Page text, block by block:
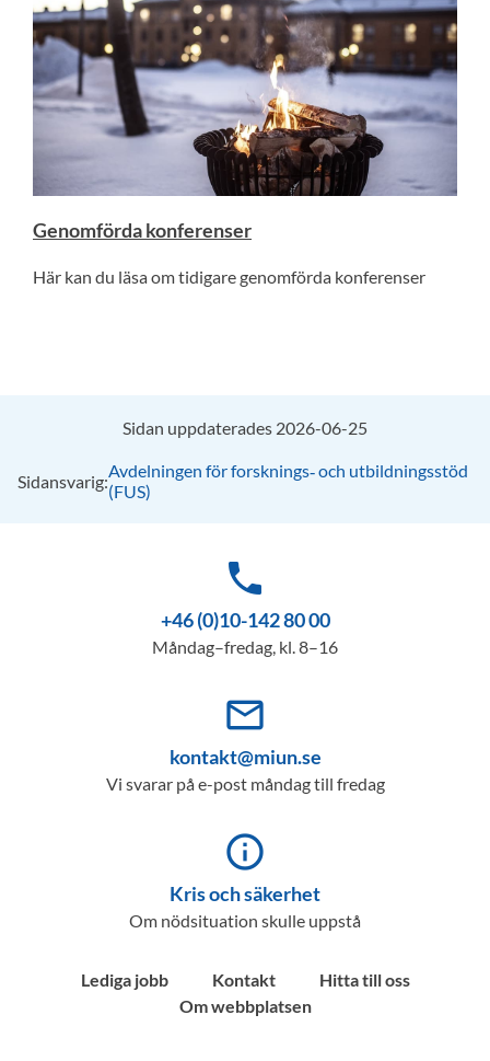
Genomförda konferenser
Här kan du läsa om tidigare genomförda konferenser
Sidan uppdaterades 2026-06-25
Sidansvarig:Avdelningen för forsknings‑ och utbildningsstöd
(FUS)
phone
+46 (0)10-142 80 00
Måndag–fredag, kl. 8–16
mail_outline
kontakt@miun.se
Vi svarar på e-post måndag till fredag
info_outline
Kris och säkerhet
Om nödsituation skulle uppstå
Lediga jobb Kontakt
Hitta till oss
Om webbplatsen